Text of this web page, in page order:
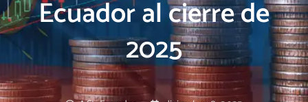
Ecuador al cierre de
2025